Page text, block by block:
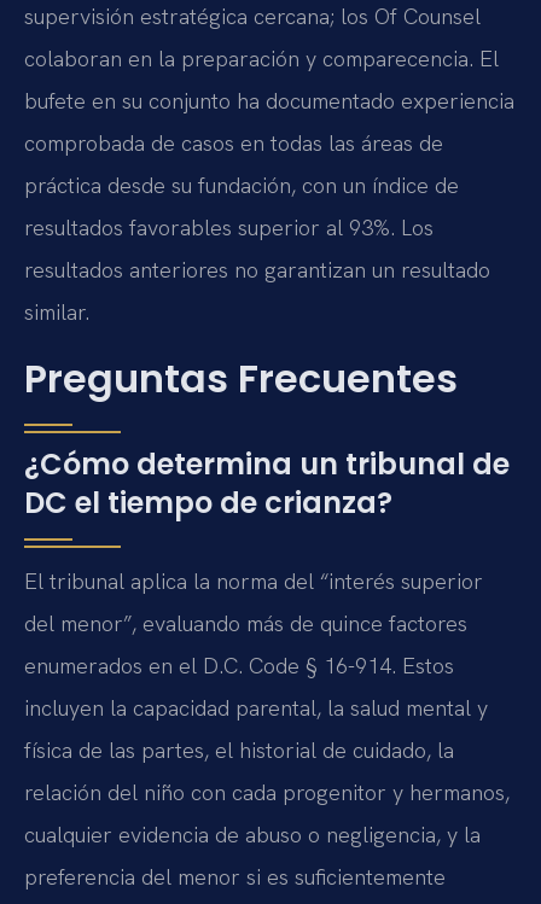
supervisión estratégica cercana; los Of Counsel
colaboran en la preparación y comparecencia. El
bufete en su conjunto ha documentado experiencia
comprobada de casos en todas las áreas de
práctica desde su fundación, con un índice de
resultados favorables superior al 93%. Los
resultados anteriores no garantizan un resultado
similar.
Preguntas Frecuentes
¿Cómo determina un tribunal de
DC el tiempo de crianza?
El tribunal aplica la norma del “interés superior
del menor”, evaluando más de quince factores
enumerados en el D.C. Code § 16-914. Estos
incluyen la capacidad parental, la salud mental y
física de las partes, el historial de cuidado, la
relación del niño con cada progenitor y hermanos,
cualquier evidencia de abuso o negligencia, y la
preferencia del menor si es suficientemente